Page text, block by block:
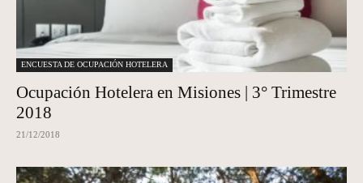
ENCUESTA DE OCUPACIÓN HOTELERA
Ocupación Hotelera en Misiones | 3° Trimestre
2018
21/12/2018